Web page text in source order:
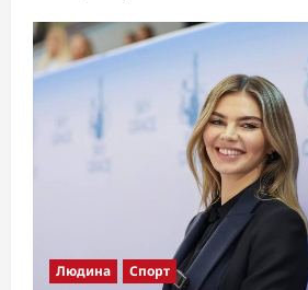
Людина Спорт